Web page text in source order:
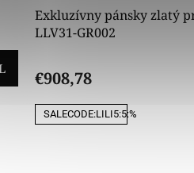
Exkluzívny pánsky zlatý
LLV31-GR002
€908,78
SALECODE:LILI5:5:%